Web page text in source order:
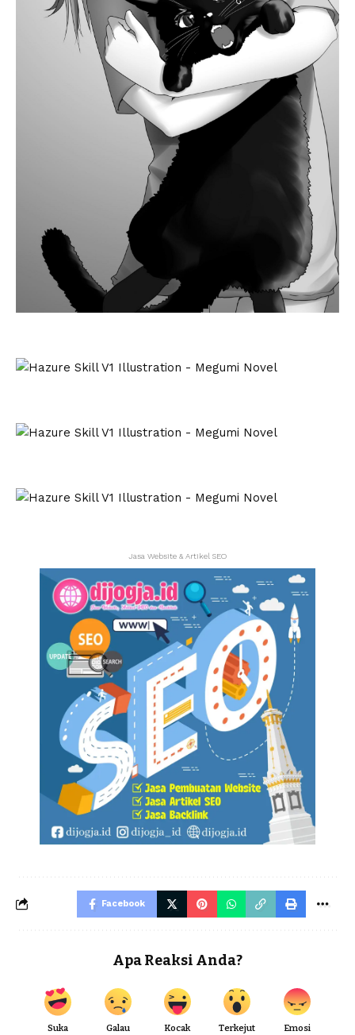
Jasa Website & Artikel SEO
Facebook
Apa Reaksi Anda?
Suka Galau Kocak Terkejut Emosi